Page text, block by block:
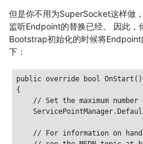
但是你不用为SuperSocket这样做
监听Endpoint的替换已经。 因此
Bootstrap初始化的时候将
下：
public override bool OnStart()
{
// Set the maximum number
// For information on